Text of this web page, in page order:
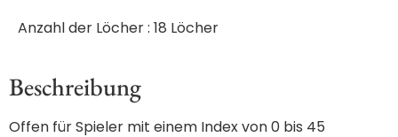
Anzahl der Löcher : 18 Löcher
Beschreibung
Offen für Spieler mit einem Index von 0 bis 45